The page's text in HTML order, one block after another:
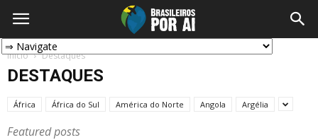
Início Destaques
DESTAQUES
África África do Sul América do Norte Angola Argélia
Featured posts